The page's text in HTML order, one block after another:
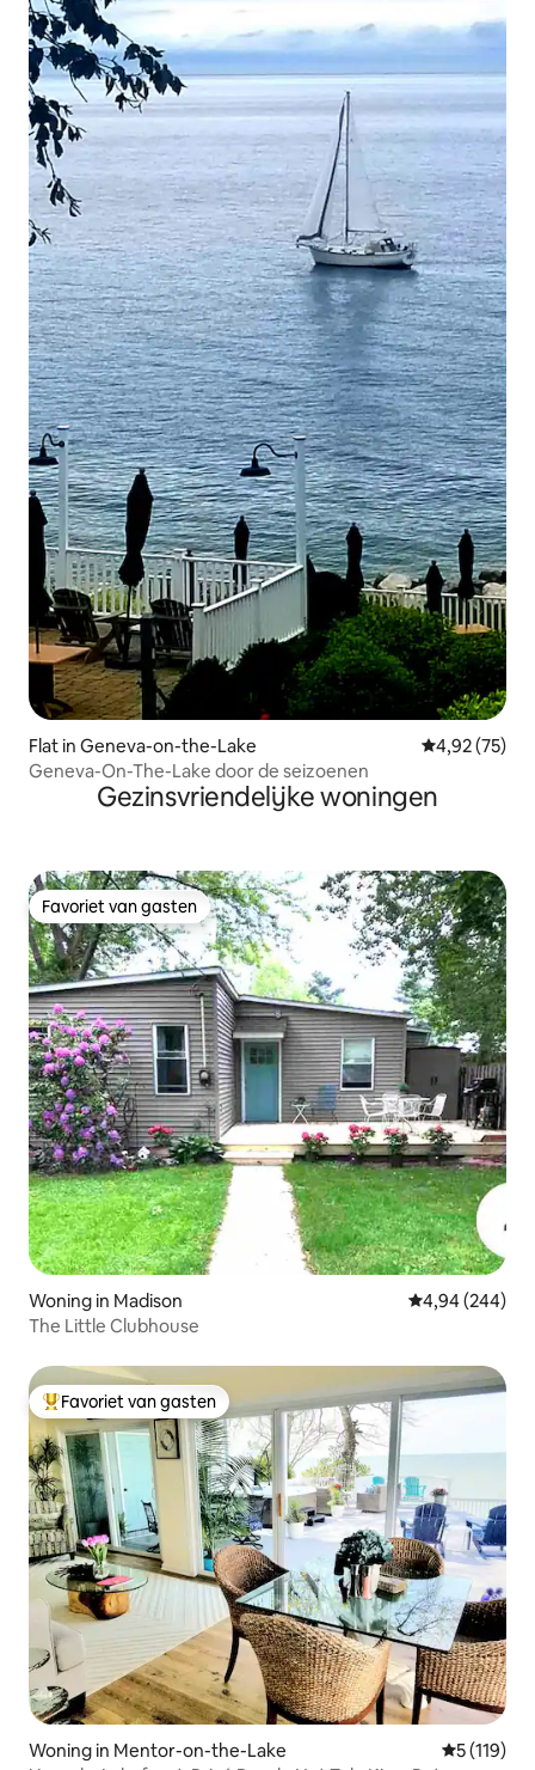
Flat in Geneva-on-the-Lake Gemiddelde
4,92 (75)
Geneva-On-The-Lake door de seizoenen
Gezinsvriendelijke woningen
Favoriet van gasten
Favoriet van gasten
Woning in Madison Gemiddelde
4,94 (244)
The Little Clubhouse
Topfavoriet van gasten
Favoriet van gasten
Woning in Mentor-on-the-Lake
5 (119)